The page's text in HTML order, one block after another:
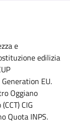
e
edilizia
EU.
Oggiano
CIG
Quota INPS.